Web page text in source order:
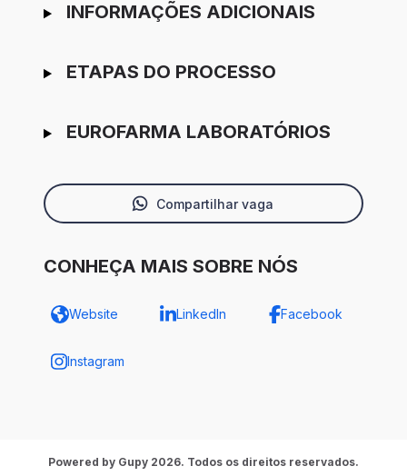
INFORMAÇÕES ADICIONAIS
ETAPAS DO PROCESSO
EUROFARMA LABORATÓRIOS
Compartilhar vaga
CONHEÇA MAIS SOBRE NÓS
Website LinkedIn Facebook
Instagram
Powered by Gupy 2026. Todos os direitos reservados.